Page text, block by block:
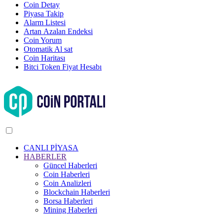
Coin Detay
Piyasa Takip
Alarm Listesi
Artan Azalan Endeksi
Coin Yorum
Otomatik Al sat
Coin Haritası
Bitci Token Fiyat Hesabı
CANLI PİYASA
HABERLER
Güncel Haberleri
Coin Haberleri
Coin Analizleri
Blockchain Haberleri
Borsa Haberleri
Mining Haberleri